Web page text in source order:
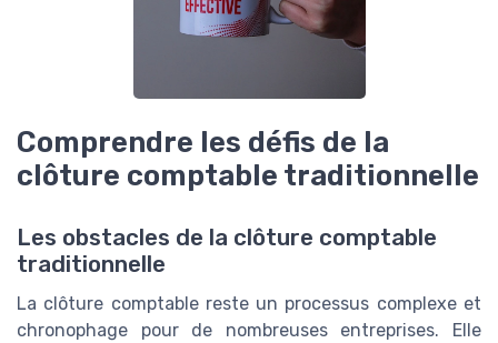
Comprendre les défis de la
clôture comptable traditionnelle
Les obstacles de la clôture comptable
traditionnelle
La clôture comptable reste un processus complexe et
chronophage pour de nombreuses entreprises. Elle